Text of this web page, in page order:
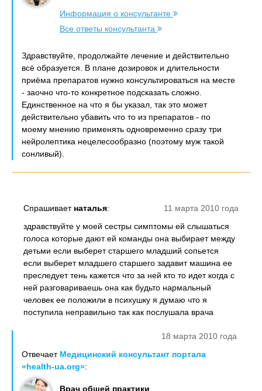
Информация о консультанте
Все ответы консультанта
Здравствуйте, продолжайте лечение и действительно
всё образуется. В плане дозировок и длительности
приёма препаратов нужно консультироваться на месте
- заочно что-то конкретное подсказать сложно.
Единственное на что я бы указал, так это может
действительно убавить что то из препаратов - по
моему мнению применять одновременно сразу три
нейролептика нецелесообразно (поэтому муж такой
сонливый).
11 марта 2010 года
Спрашивает наталья:
здравствуйте у моей сестры симптомы ей слышаться
голоса которые дают ей команды она выбирает между
детьми если выберет старшего младший сопьется
если выберет младшего старшего задавит машина ее
преследует тень кажется что за ней кто то идет когда с
ней разговариваешь она как будьто нармальный
человек ее положили в психушку я думаю что я
поступила неправильно так как послушала врача
18 марта 2010 года
Отвечает Медицинский консультант портала
«health-ua.org»:
Врач общей практики